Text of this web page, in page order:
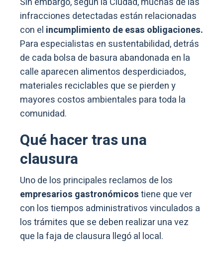
infracciones detectadas están relacionadas
con el incumplimiento de esas obligaciones.
Para especialistas en sustentabilidad, detrás
de cada bolsa de basura abandonada en la
calle aparecen alimentos desperdiciados,
materiales reciclables que se pierden y
mayores costos ambientales para toda la
comunidad.
Qué hacer tras una
clausura
Uno de los principales reclamos de los
empresarios gastronómicostiene que ver
con los tiempos administrativos vinculados a
los trámites que se deben realizar una vez
que la faja de clausura llegó al local.